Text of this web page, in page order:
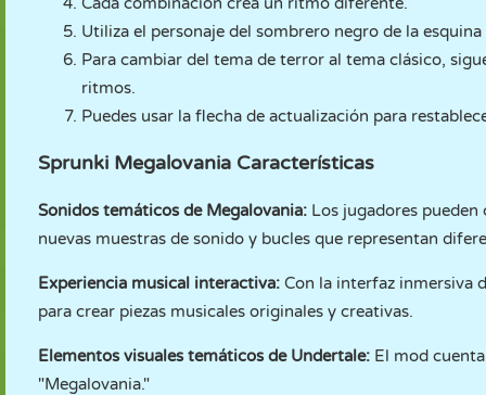
Utiliza el personaje del sombrero negro de la
Para cambiar del tema de terror al tema clásico,
ritmos.
Puedes usar la flecha de actualización para
Sprunki Megalovania Características
Sonidos temáticos de Megalovania: Los jugadores
nuevas muestras de sonido y bucles que representan
Experiencia musical interactiva: Con la interfaz inmersiva
para crear piezas musicales originales y creativas.
Elementos visuales temáticos de Undertale: El mod
"Megalovania."